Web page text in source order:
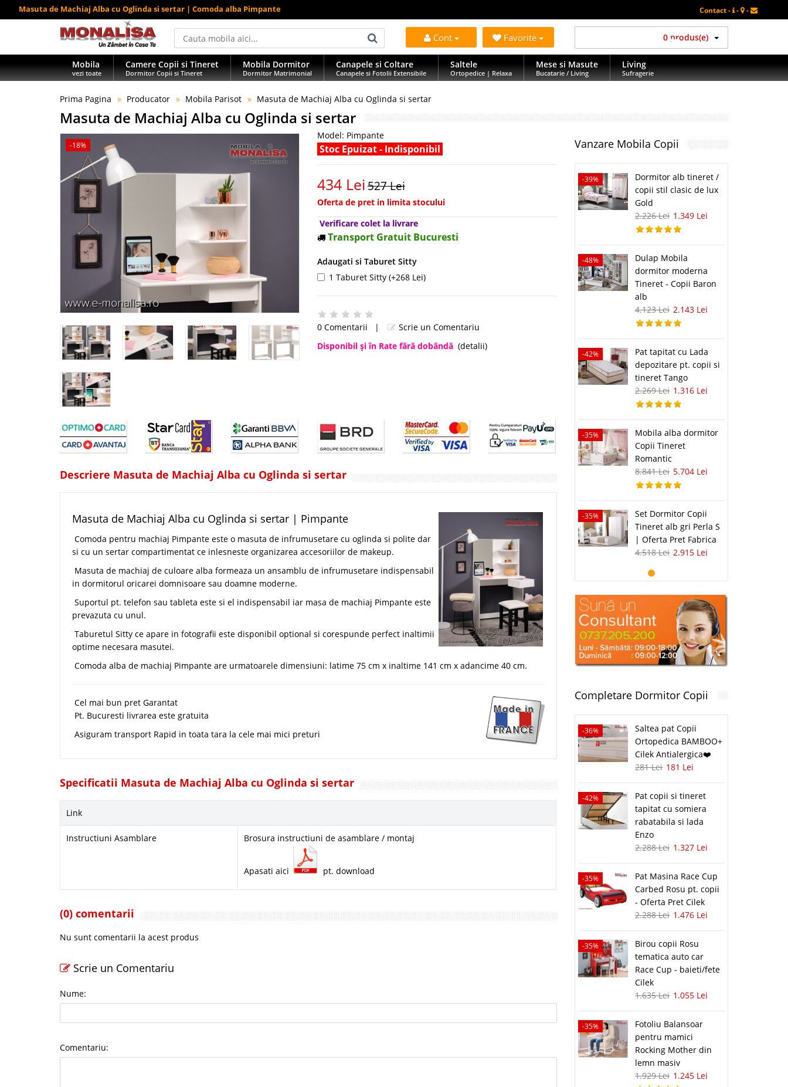
Masuta de Machiaj Alba cu Oglinda si sertar | Comoda alba Pimpante Contact - - -
Cont Favorite 0 produs(e)
Mobila
vezi toate
Camere Copii si Tineret
Dormitor Copii si Tineret
Mobila Dormitor
Dormitor Matrimonial
Canapele si Coltare
Canapele si Fotolii Extensibile
Saltele
Ortopedice | Relaxa
Mese si Masute
Bucatarie / Living
Living
Sufragerie
Prima Pagina Producator Mobila Parisot Masuta de Machiaj Alba cu Oglinda si sertar
Masuta de Machiaj Alba cu Oglinda si sertar
-18%
Model: Pimpante
Stoc Epuizat - Indisponibil
434 Lei527 Lei
Oferta de pret in limita stocului
Verificare colet la livrare
Transport Gratuit Bucuresti
Adaugati si Taburet Sitty
1 Taburet Sitty (+268 Lei)
0 Comentarii |
Scrie un Comentariu
Disponibil şi în Rate fără dobândă (detalii)
Descriere Masuta de Machiaj Alba cu Oglinda si sertar
Masuta de Machiaj Alba cu Oglinda si sertar | Pimpante
Comoda pentru machiaj Pimpante este o masuta de infrumusetare cu oglinda si polite dar
si cu un sertar compartimentat ce inlesneste organizarea accesoriilor de makeup.
Masuta de machiaj de culoare alba formeaza un ansamblu de infrumusetare indispensabil
in dormitorul oricarei domnisoare sau doamne moderne.
Suportul pt. telefon sau tableta este si el indispensabil iar masa de machiaj Pimpante este
prevazuta cu unul.
Taburetul Sitty ce apare in fotografii este disponibil optional si corespunde perfect inaltimii
optime necesara masutei.
Comoda alba de machiaj Pimpante are urmatoarele dimensiuni: latime 75 cm x inaltime 141 cm x adancime 40 cm.
Cel mai bun pret Garantat
Pt. Bucuresti livrarea este gratuita
Asiguram transport Rapid in toata tara la cele mai mici preturi
Specificatii Masuta de Machiaj Alba cu Oglinda si sertar
Link
Instructiuni Asamblare Brosura instructiuni de asamblare / montaj
Apasati aici pt. download
(0) comentarii
Nu sunt comentarii la acest produs
Scrie un Comentariu
Nume:
Comentariu:
Vanzare Mobila Copii
-39%
Dormitor alb tineret /
copii stil clasic de lux
Gold
2.226 Lei 1.349 Lei
-48%
Dulap Mobila
dormitor moderna
Tineret - Copii Baron
alb
4.123 Lei 2.143 Lei
-42%
Pat tapitat cu Lada
depozitare pt. copii si
tineret Tango
2.269 Lei 1.316 Lei
-35%
Mobila alba dormitor
Copii Tineret
Romantic
8.841 Lei 5.704 Lei
-35%
Set Dormitor Copii
Tineret alb gri Perla S
| Oferta Pret Fabrica
4.518 Lei 2.915 Lei
Completare Dormitor Copii
-36%
Saltea pat Copii
Ortopedica BAMBOO+
Cilek Antialergica❤️
281 Lei 181 Lei
-42%
Pat copii si tineret
tapitat cu somiera
rabatabila si lada
Enzo
2.288 Lei 1.327 Lei
-35%
Pat Masina Race Cup
Carbed Rosu pt. copii
- Oferta Pret Cilek
2.288 Lei 1.476 Lei
-35%
Birou copii Rosu
tematica auto car
Race Cup - baieti/fete
Cilek
1.635 Lei 1.055 Lei
-35%
Fotoliu Balansoar
pentru mamici
Rocking Mother din
lemn masiv
1.929 Lei 1.245 Lei